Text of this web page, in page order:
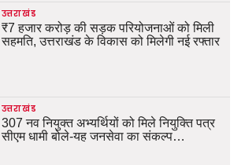
उत्तराखंड
₹7 हजार करोड़ की सड़क परियोजनाओं को मिली
सहमति, उत्तराखंड के विकास को मिलेगी नई रफ्तार
उत्तराखंड
307 नव नियुक्त अभ्यर्थियों को मिले नियुक्ति पत्र
सीएम धामी बोले-यह जनसेवा का संकल्प…